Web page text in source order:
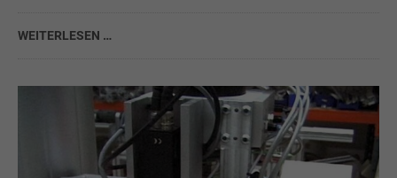
WEITERLESEN …